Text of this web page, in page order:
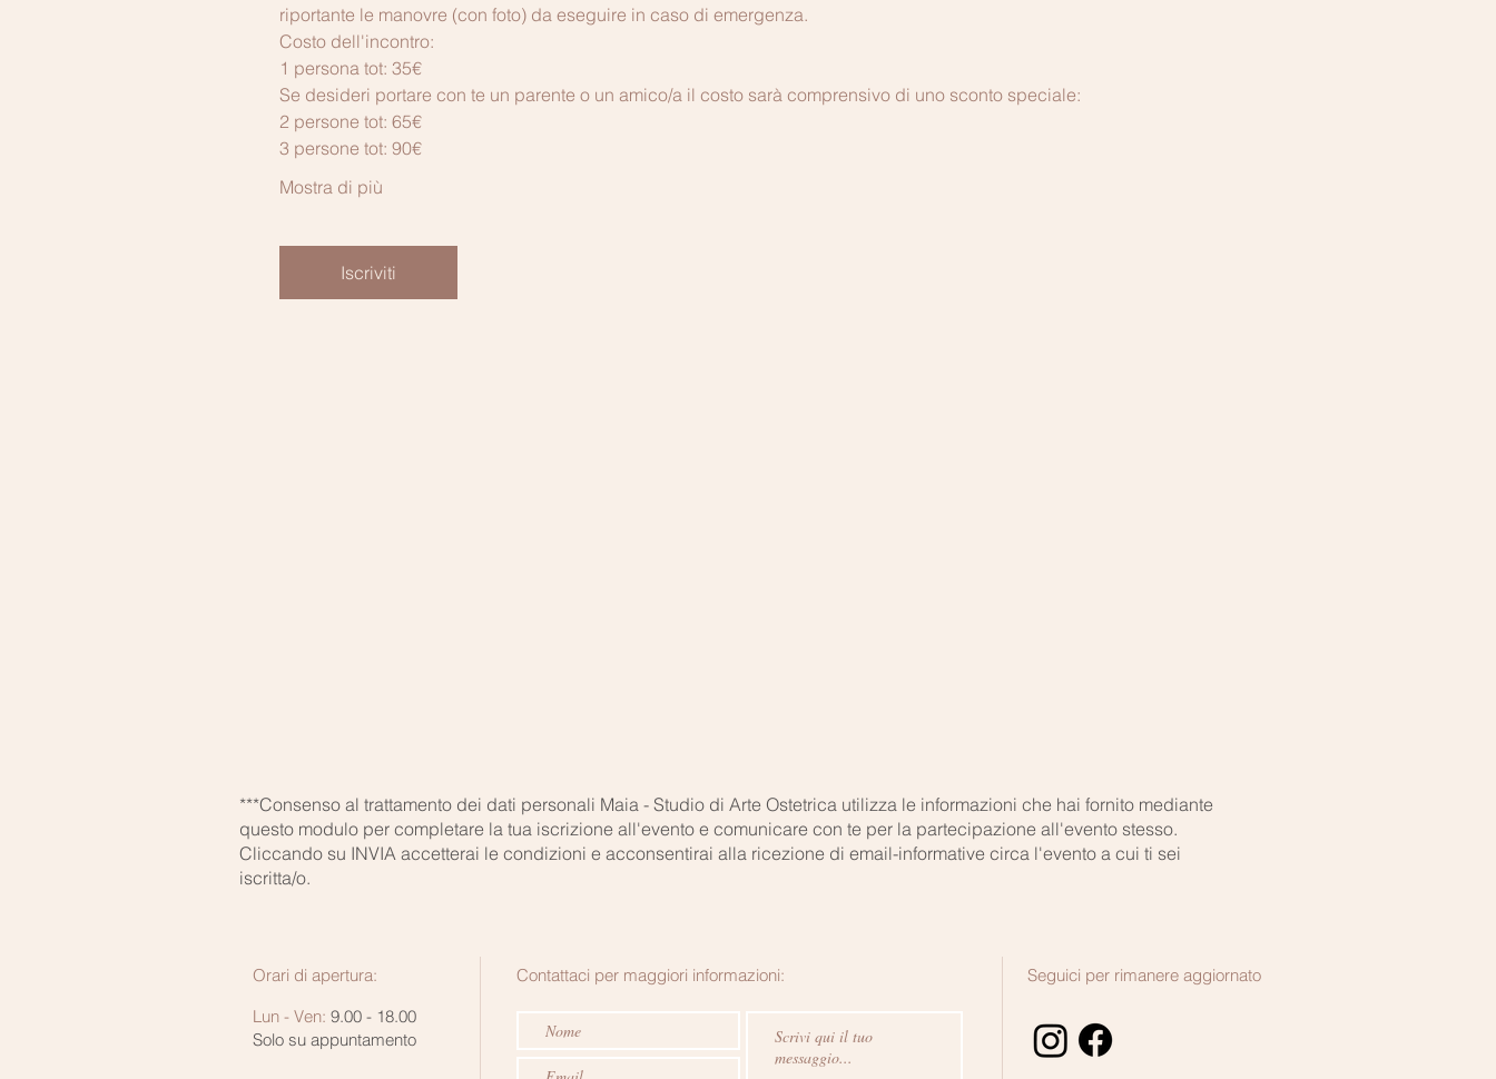
riportante le manovre (con foto) da eseguire in caso di emergenza.
Costo dell'incontro:
1 persona tot: 35€
Se desideri portare con te un parente o un amico/a il costo sarà comprensivo di uno sconto speciale:
2 persone tot: 65€
3 persone tot: 90€
Mostra di più
Iscriviti
***Consenso al trattamento dei dati personali Maia - Studio di Arte Ostetrica utilizza le informazioni che hai fornito mediante
questo modulo per completare la tua iscrizione all'evento e comunicare con te per la partecipazione all'evento stesso.
Cliccando su INVIA accetterai le condizioni e acconsentirai alla ricezione di email-informative circa l'evento a cui ti sei
iscritta/o.
Seguici per rimanere aggiornato
Contattaci per maggiori informazioni:
Orari di apertura:
Lun - Ven: 9.00 - 18.00
Solo su appuntamento